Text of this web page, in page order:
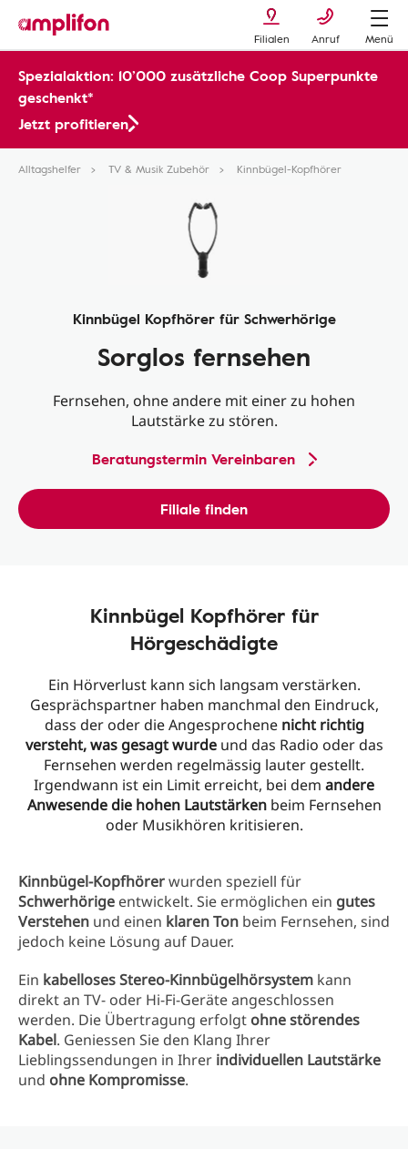
Filialen Anruf Menü
Spezialaktion: 10’000 zusätzliche Coop Superpunkte
geschenkt*
Jetzt profitieren
Alltagshelfer TV & Musik Zubehör Kinnbügel-Kopfhörer
Kinnbügel Kopfhörer für Schwerhörige
Sorglos fernsehen
Fernsehen, ohne andere mit einer zu hohen
Lautstärke zu stören.
Beratungstermin Vereinbaren
Filiale finden
Kinnbügel Kopfhörer für
Hörgeschädigte
Ein Hörverlust kann sich langsam verstärken.
Gesprächspartner haben manchmal den Eindruck,
dass der oder die Angesprochene nicht richtig
versteht, was gesagt wurdeund das Radio oder das
Fernsehen werden regelmässig lauter gestellt.
Irgendwann ist ein Limit erreicht, bei dem andere
Anwesende die hohen Lautstärkenbeim Fernsehen
oder Musikhören kritisieren.
Kinnbügel-Kopfhörerwurden speziell für
Schwerhörige entwickelt. Sie ermöglichen ein gutes
Verstehen und einen klaren Ton beim Fernsehen, sind
jedoch keine Lösung auf Dauer.
Ein kabelloses Stereo-Kinnbügelhörsystem kann
direkt an TV- oder Hi-Fi-Geräte angeschlossen
werden. Die Übertragung erfolgt ohne störendes
Kabel. Geniessen Sie den Klang Ihrer
Lieblingssendungen in Ihrer individuellen Lautstärke
und ohne Kompromisse.